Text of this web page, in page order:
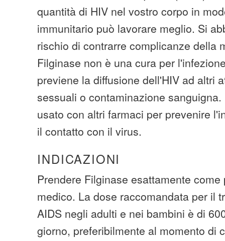
quantità di HIV nel vostro corpo in
immunitario può lavorare meglio. Si
rischio di contrarre complicanze della
Filginase non è una cura per
previene la diffusione dell'HIV ad altri
sessuali o contaminazione
usato con altri farmaci per prevenire
il contatto con il virus.
INDICAZIONI
Prendere Filginase esattamente
medico. La dose raccomandata per il
AIDS negli adulti e nei bambini è di
giorno, preferibilmente al momento di